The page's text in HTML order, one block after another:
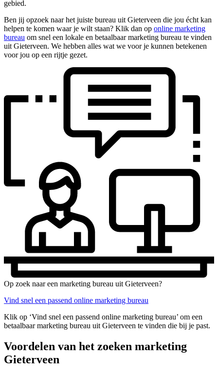
gebied.
Ben jij opzoek naar het juiste bureau uit Gieterveen die jou écht kan
helpen te komen waar je wilt staan? Klik dan op online marketing
bureau om snel een lokale en betaalbaar marketing bureau te vinden
uit Gieterveen. We hebben alles wat we voor je kunnen betekenen
voor jou op een rijtje gezet.
Op zoek naar een marketing bureau uit Gieterveen?
Vind snel een passend online marketing bureau
Klik op ‘Vind snel een passend online marketing bureau’ om een
betaalbaar marketing bureau uit Gieterveen te vinden die bij je past.
Voordelen van het zoeken marketing
Gieterveen